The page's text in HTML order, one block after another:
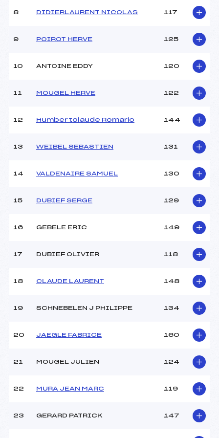
8 DIDIERLAURENT NICOLAS 117
9 POIROT HERVE 125
10 ANTOINE EDDY 120
11 MOUGEL HERVE 122
12 Humbertclaude Romaric 144
13 WEIBEL SEBASTIEN 131
14 VALDENAIRE SAMUEL 130
15 DUBIEF SERGE 129
16 GEBELE ERIC 149
17 DUBIEF OLIVIER 118
18 CLAUDE LAURENT 148
19 SCHNEBELEN J PHILIPPE 134
20 JAEGLE FABRICE 160
21 MOUGEL JULIEN 124
22 MURA JEAN MARC 119
23 GERARD PATRICK 147